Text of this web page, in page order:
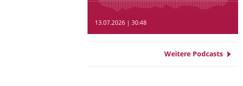
13.07.2026 | 30:48
Weitere Podcasts